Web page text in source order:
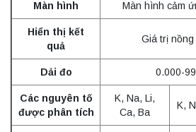
Màn hình Màn hình cảm
Hiển thị kết
quả
Giá trị
Dải đo 0.000-
Các nguyên tố
được phân tích
K, Na, Li,
Ca, Ba
K,